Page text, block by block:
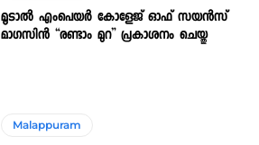
മൂടാൽ എംപെയർ കോളേജ് ഓഫ് സയൻസ്
മാഗസിൻ “രണ്ടാം മുറ” പ്രകാശനം ചെയ്തു
Malappuram